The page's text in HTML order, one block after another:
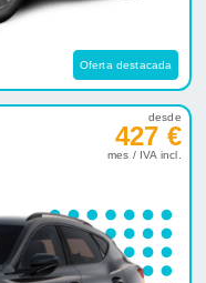
Oferta destacada
desde
427 €
mes / IVA incl.